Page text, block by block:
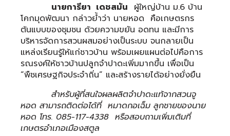
นายการียา เดชสมัน ผู้ใหญ่บ้าน ม.6 บ้าน
โคกมุดพัฒนา กล่าวย้ำว่า นายหอด คือเกษตรกร
ต้นแบบของชุมชน ด้วยความขยัน อดทน และมีการ
บริหารจัดการสวนผสมอย่างเป็นระบบ จนกลายเป็น
แหล่งเรียนรู้ให้แก่ชาวบ้าน พร้อมเผยแผนต่อไปคือการ
รณรงค์ให้ชาวบ้านปลูกจำปาดะเพิ่มมากขึ้น เพื่อเป็น
“พืชเศรษฐกิจประจำถิ่น” และสร้างรายได้อย่างยั่งยืน
สำหรับผู้ที่สนใจผลผลิตจำปาดะแท้จากสวนจู
หอด สามารถติดต่อได้ที่ หมาดกอเฉ็ม ลูกชายของนาย
หอด โทร. 085-117-4338 หรือสอบถามเพิ่มเติมที่
เกษตรอำเภอเมืองสตูล